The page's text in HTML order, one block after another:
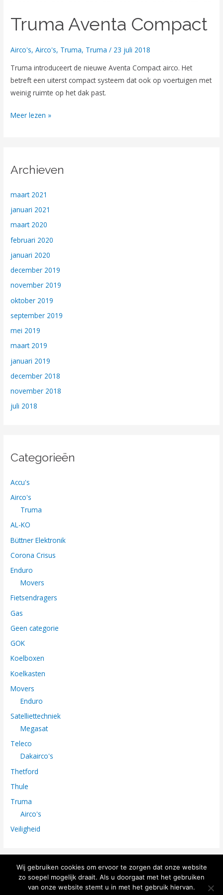
Truma Aventa Compact
Airco's,Airco's, Truma, Truma / 23 juli 2018
Truma introduceert de nieuwe Aventa Compact airco. Het
betreft een uiterst compact systeem dat ook op voertuigen met
weinig ruimte op het dak past.
Meer lezen »
Archieven
maart 2021
januari 2021
maart 2020
februari 2020
januari 2020
december 2019
november 2019
oktober 2019
september 2019
mei 2019
maart 2019
januari 2019
december 2018
november 2018
juli 2018
Categorieën
Accu's
Airco's
Truma
AL-KO
Büttner Elektronik
Corona Crisus
Enduro
Movers
Fietsendragers
Gas
Geen categorie
GOK
Koelboxen
Koelkasten
Movers
Enduro
Satelliettechniek
Megasat
Teleco
Dakairco's
Thetford
Thule
Truma
Airco's
Veiligheid
2026 |Uw vakantie begint bij ons|Algemene Voorwaarden |
Wij gebruiken cookies om ervoor te zorgen dat onze website
zo soepel mogelijk draait. Als u doorgaat met het gebruiken
van onze website stemt u in met het gebruik hiervan.